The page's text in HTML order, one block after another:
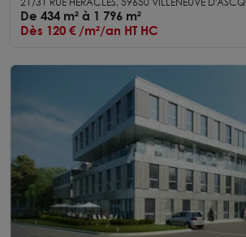
De 434 m² à 1 796 m²
Dès 120 € /m²/an HT HC